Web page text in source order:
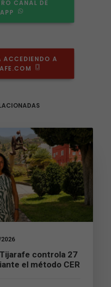
CANAL DE
ACCEDIENDO A
controla 27
el método CER
Necesarias
Estas